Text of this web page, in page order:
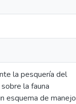
la pesquería del
la fauna
esquema de manejo